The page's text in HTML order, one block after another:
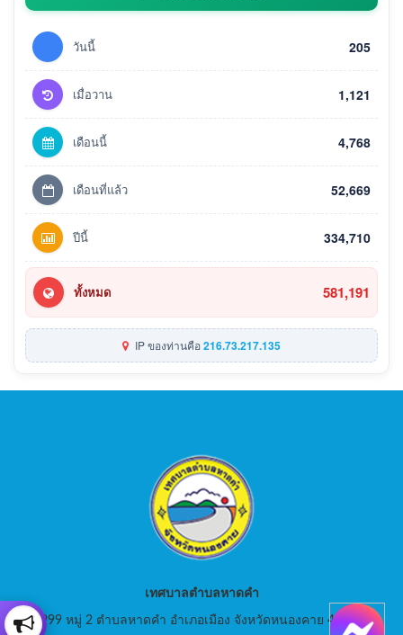
วันนี้ 205
เมื่อวาน 1,121
เดือนนี้ 4,768
เดือนที่แล้ว 52,669
ปีนี้ 334,710
ทั้งหมด 581,191
IP ของท่านคือ216.73.217.135
เทศบาลตำบลหาดคำ
999 หมู่ 2 ตำบลหาดคำ อำเภอเมือง จังหวัดหนองคาย 43000